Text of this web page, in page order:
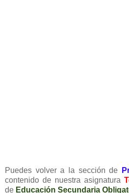
Puedes volver a la sección de
contenido de nuestra asignatura
de Educación Secundaria